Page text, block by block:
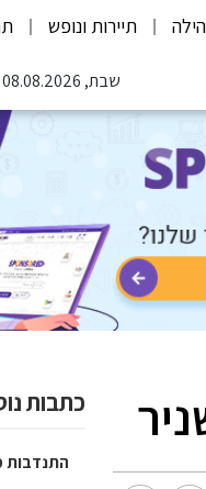
תיירות ונופש
שבת, 08.08.2026
כתבות